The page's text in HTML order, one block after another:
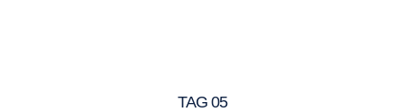
TAG 05